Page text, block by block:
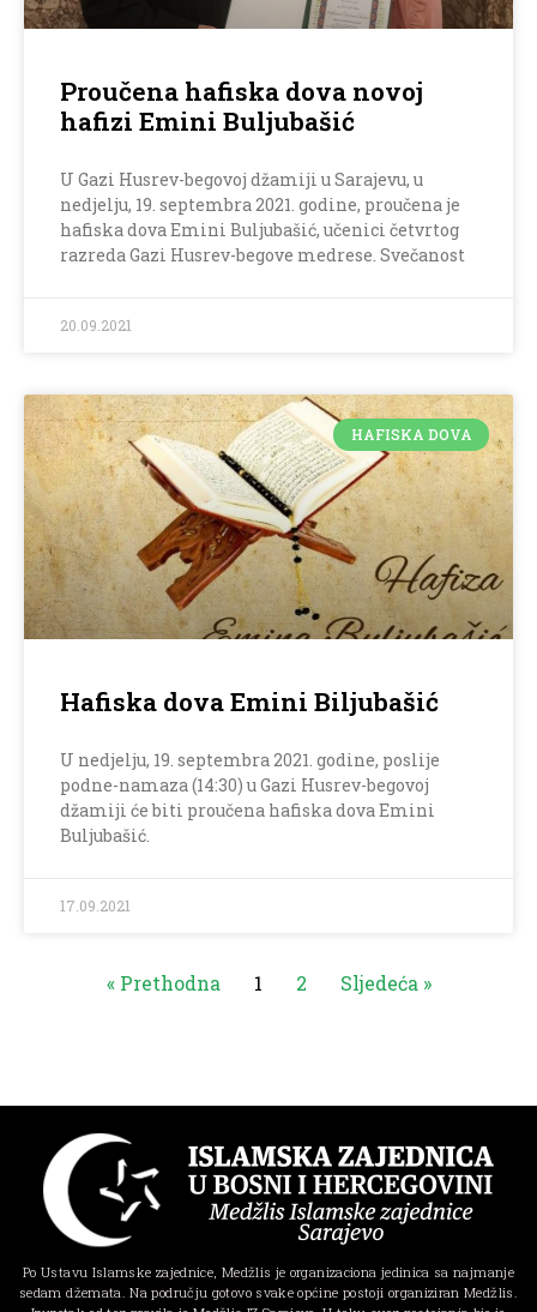
Proučena hafiska dova novoj
hafizi Emini Buljubašić
U Gazi Husrev-begovoj džamiji u Sarajevu, u
nedjelju, 19. septembra 2021. godine, proučena je
hafiska dova Emini Buljubašić, učenici četvrtog
razreda Gazi Husrev-begove medrese. Svečanost
20.09.2021
HAFISKA DOVA
Hafiska dova Emini Biljubašić
U nedjelju, 19. septembra 2021. godine, poslije
podne-namaza (14:30) u Gazi Husrev-begovoj
džamiji će biti proučena hafiska dova Emini
Buljubašić.
17.09.2021
« Prethodna 1 2 Sljedeća »
Po Ustavu Islamske zajednice, Medžlis je organizaciona jedinica sa najmanje
sedam džemata. Na području gotovo svake općine postoji organiziran Medžlis.